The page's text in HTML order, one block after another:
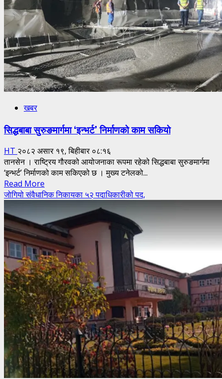
खबर
सिद्धबाबा सुरुङमार्गमा ‘इन्भर्ट’ निर्माणको काम सकियो
HT २०८२ असार १९, बिहीबार ०८:१६
तानसेन । राष्ट्रिय गौरवको आयोजनाका रूपमा रहेको सिद्धबाबा सुरुङमार्गमा
‘इन्भर्ट’ निर्माणको काम सकिएको छ । मुख्य टनेलको...
Read More
more
about
सिद्धबाबा
सुरुङमार्गमा
‘इन्भर्ट’
निर्माणको
काम
सकियो
जोगियो संवैधानिक निकायका ५२ पदाधिकारीको पद,